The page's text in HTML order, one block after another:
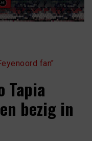
fan"
Tapia
bezig in